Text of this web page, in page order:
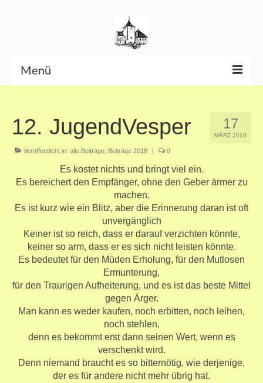
Menü
Datenschutzerklärung 17
MÄRZ 2018
12. JugendVesper
Veröffentlicht in: alle Beiträge Beiträge 2018 | 0
Es kostet nichts und bringt viel ein.
Es bereichert den Empfänger, ohne den Geber ärmer zu
machen.
Es ist kurz wie ein Blitz, aber die Erinnerung daran ist oft
unvergänglich
Keiner ist so reich, dass er darauf verzichten könnte,
keiner so arm, dass er es sich nicht leisten könnte.
Es bedeutet für den Müden Erholung, für den Mutlosen
Ermunterung,
für den Traurigen Aufheiterung, und es ist das beste Mittel
gegen Ärger.
Man kann es weder kaufen, noch erbitten, noch leihen,
noch stehlen,
denn es bekommt erst dann seinen Wert, wenn es
verschenkt wird.
Denn niemand braucht es so bitternötig, wie derjenige,
der es für andere nicht mehr übrig hat.